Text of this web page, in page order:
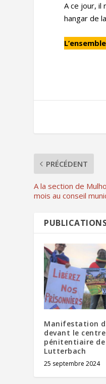
A ce jour, il
hangar de
PRÉCÉDENT
A la section de
mois au conseil
Manifestation
devant le centre
pénitentiaire de
Lutterbach
25 septembre 2024